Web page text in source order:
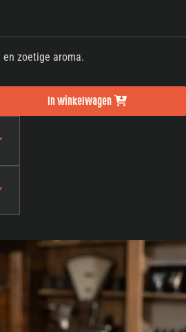
zoetige aroma.
gram) aantalIn winkelwagen